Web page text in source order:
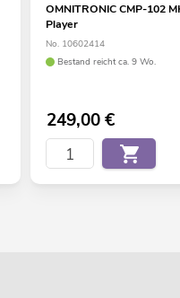
OMNITRONIC CMP-102
Player
No. 10602414
Bestand reicht ca. 9 Wo.
249,00€